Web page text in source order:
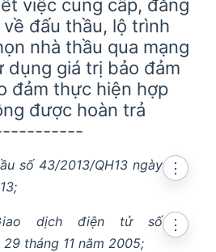
việc cung cấp, đăng
đấu thầu, lộ trình
nhà thầu qua mạng
dụng giá trị bảo đảm
đảm thực hiện hợp
được hoàn trả
số 43/2013/QH13 ngày
⋮
dịch điện tử số
tháng 11 năm 2005;
⋮